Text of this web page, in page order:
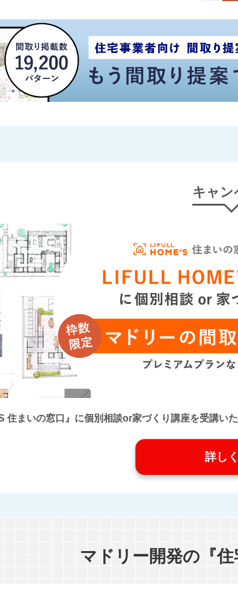
キャン
住まいの窓口』に個別相談or家づくり講座を受講い
詳し
マドリー開発の『住